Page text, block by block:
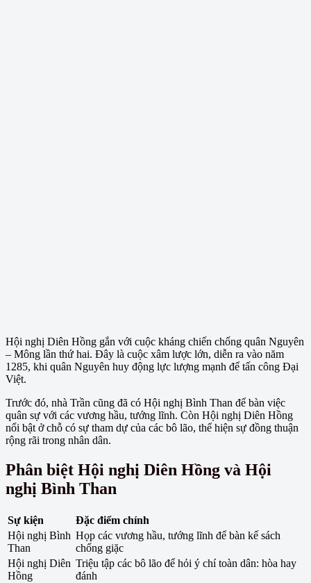
Hội nghị Diên Hồng gắn với cuộc kháng chiến chống quân Nguyên
– Mông lần thứ hai. Đây là cuộc xâm lược lớn, diễn ra vào năm
1285, khi quân Nguyên huy động lực lượng mạnh để tấn công Đại
Việt.
Trước đó, nhà Trần cũng đã có Hội nghị Bình Than để bàn việc
quân sự với các vương hầu, tướng lĩnh. Còn Hội nghị Diên Hồng
nổi bật ở chỗ có sự tham dự của các bô lão, thể hiện sự đồng thuận
rộng rãi trong nhân dân.
Phân biệt Hội nghị Diên Hồng và Hội
nghị Bình Than
Sự kiện
Đặc điểm chính
Hội nghị Bình
Than
Họp các vương hầu, tướng lĩnh để bàn kế sách
chống giặc
Hội nghị Diên
Hồng
Triệu tập các bô lão để hỏi ý chí toàn dân: hòa hay
đánh